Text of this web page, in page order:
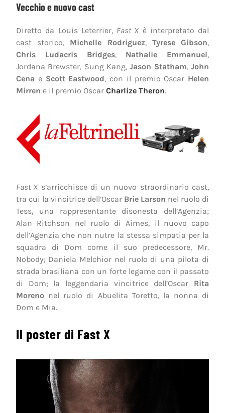
Vecchio e nuovo cast
Diretto da Louis Leterrier, Fast X è interpretato dal
cast storico, Michelle Rodriguez, Tyrese Gibson,
Chris Ludacris Bridges, Nathalie Emmanuel,
Jordana Brewster, Sung Kang,Jason Statham,John
Cena e Scott Eastwood, con il premio Oscar Helen
Mirren e il premio Oscar Charlize Theron.
Fast X s’arricchisce di un nuovo straordinario cast,
tra cui la vincitrice dell’Oscar Brie Larson nel ruolo di
Tess, una rappresentante disonesta dell’Agenzia;
Alan Ritchson nel ruolo di Aimes, il nuovo capo
dell’Agenzia che non nutre la stessa simpatia per la
squadra di Dom come il suo predecessore, Mr.
Nobody; Daniela Melchior nel ruolo di una pilota di
strada brasiliana con un forte legame con il passato
di Dom; la leggendaria vincitrice dell’Oscar Rita
Moreno nel ruolo di Abuelita Toretto, la nonna di
Dom e Mia.
Il poster di Fast X